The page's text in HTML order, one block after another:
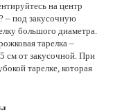
на центр
– под закусочную
большого диаметра.
тарелка –
см от закусочной. При
тарелке, которая